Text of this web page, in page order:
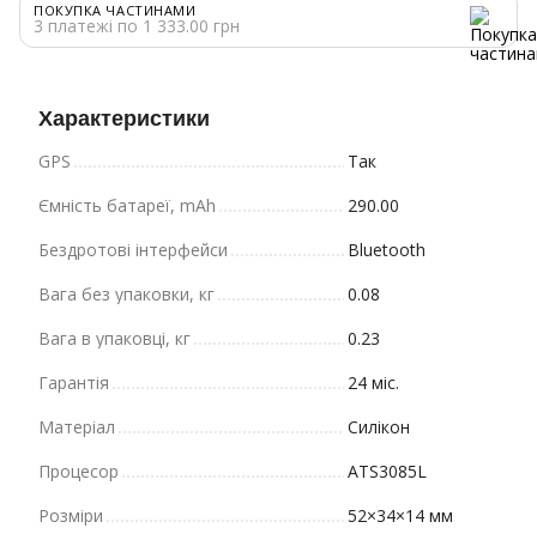
ПОКУПКА ЧАСТИНАМИ
3 платежі по 1 333.00 грн
Характеристики
GPS
Так
Ємність батареї, mAh
290.00
Бездротові інтерфейси
Bluetooth
Вага без упаковки, кг
0.08
Вага в упаковці, кг
0.23
Гарантія
24 міс.
Матеріал
Силікон
Процесор
ATS3085L
Розміри
52×34×14 мм